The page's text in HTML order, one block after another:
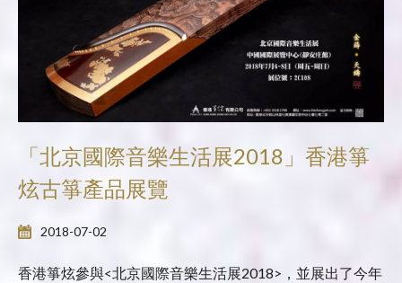
「北京國際音樂生活展2018」香港箏
炫古箏產品展覽
2018-07-02
香港箏炫參與<北京國際音樂生活展2018>，並展出了今年